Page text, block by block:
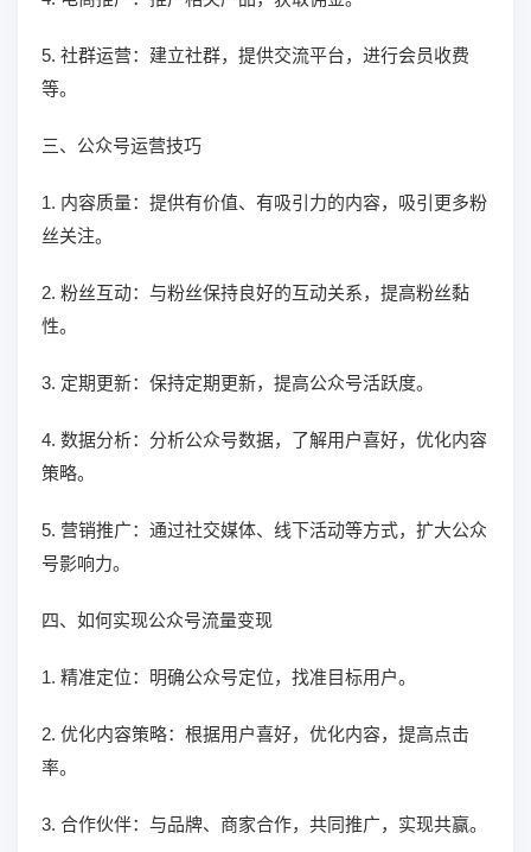
5. 社群运营：建立社群，提供交流平台，进行会员收费
等。
三、公众号运营技巧
1. 内容质量：提供有价值、有吸引力的内容，吸引更多粉
丝关注。
2. 粉丝互动：与粉丝保持良好的互动关系，提高粉丝黏
性。
3. 定期更新：保持定期更新，提高公众号活跃度。
4. 数据分析：分析公众号数据，了解用户喜好，优化内容
策略。
5. 营销推广：通过社交媒体、线下活动等方式，扩大公众
号影响力。
四、如何实现公众号流量变现
1. 精准定位：明确公众号定位，找准目标用户。
2. 优化内容策略：根据用户喜好，优化内容，提高点击
率。
3. 合作伙伴：与品牌、商家合作，共同推广，实现共赢。